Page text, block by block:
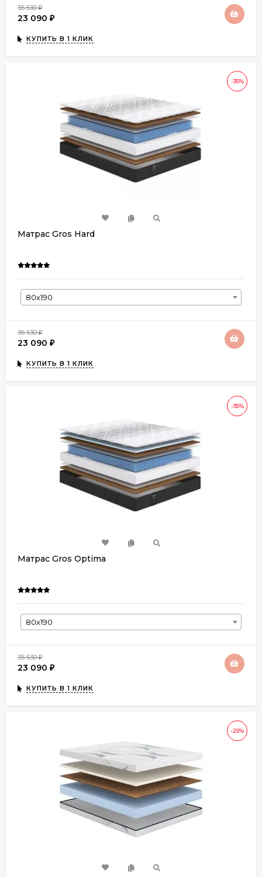
35 530₽
23 090 ₽
КУПИТЬ В 1 КЛИК
-35%
Матрас Gros Hard
80х190
35 530₽
23 090 ₽
КУПИТЬ В 1 КЛИК
-35%
Матрас Gros Optima
80х190
35 530₽
23 090 ₽
КУПИТЬ В 1 КЛИК
-25%